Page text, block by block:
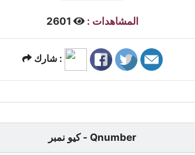
المشاهدات :
شارك :
كيو نمبر - Qnumber